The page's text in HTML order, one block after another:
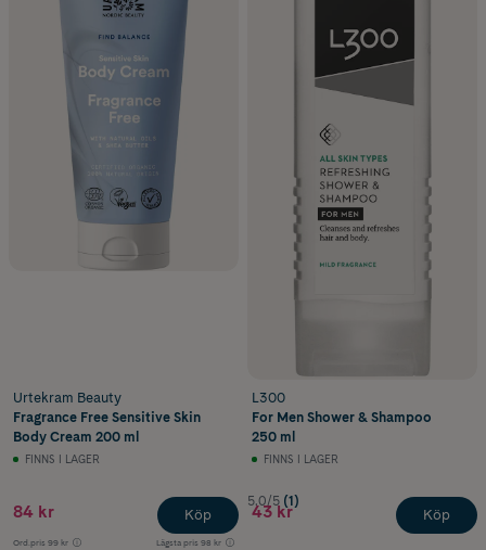
Urtekram Beauty
Fragrance Free Sensitive Skin
Body Cream 200 ml
FINNS I LAGER
84 kr
Ord.pris 99 kr Lägsta pris 98 kr
Köp
L300
For Men Shower & Shampoo
250 ml
FINNS I LAGER
5.0/5 (1)
43 kr Köp